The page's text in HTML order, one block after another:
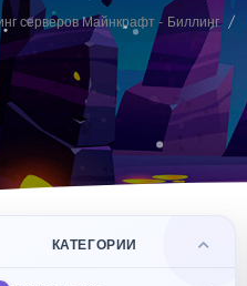
серверов Майнкрафт - Биллинг
КАТЕГОРИИ